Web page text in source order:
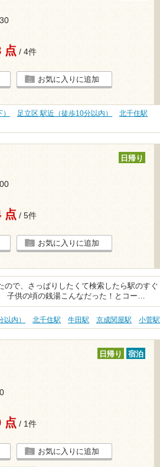
点 / 4件
お気に入りに追加
足立区 駅近（徒歩10分以内）
北千住駅
日帰り
点 / 5件
お気に入りに追加
で、さっぱりしたくて検索したら駅のすぐ
子供の頃の銭湯こんなだった！とコー…
内） 北千住駅 牛田駅 京成関屋駅 小菅駅
日帰り 宿泊
点 / 1件
お気に入りに追加